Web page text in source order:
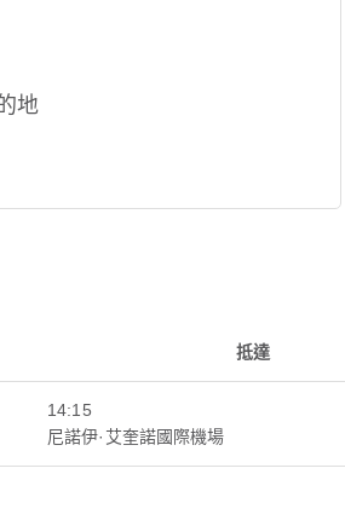
地
抵達
14:15
尼諾伊·艾奎諾國際機場